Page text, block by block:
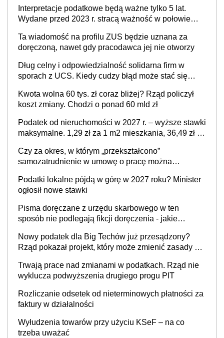
Interpretacje podatkowe będą ważne tylko 5 lat.
Wydane przed 2023 r. stracą ważność w połowie
w interpretacjach
Ta wiadomość na profilu ZUS będzie uznana za
doręczoną, nawet gdy pracodawca jej nie otworzy
Dług celny i odpowiedzialność solidarna firm w
sporach z UCS. Kiedy cudzy błąd może stać się
Kwota wolna 60 tys. zł coraz bliżej? Rząd policzył
koszt zmiany. Chodzi o ponad 60 mld zł
Podatek od nieruchomości w 2027 r. – wyższe stawki
maksymalne. 1,29 zł za 1 m2 mieszkania, 36,49 zł za
działalności gospodarczej
Czy za okres, w którym „przekształcono”
samozatrudnienie w umowę o pracę można
cywilnoprawnej jedynym racjonalnym wyjściem
Podatki lokalne pójdą w górę w 2027 roku? Minister
ogłosił nowe stawki
Pisma doręczane z urzędu skarbowego w ten
sposób nie podlegają fikcji doręczenia - jakie
Nowy podatek dla Big Techów już przesądzony?
Rząd pokazał projekt, który może zmienić zasady gry
Trwają prace nad zmianami w podatkach. Rząd nie
wyklucza podwyższenia drugiego progu PIT
Rozliczanie odsetek od nieterminowych płatności za
faktury w działalności
Wyłudzenia towarów przy użyciu KSeF – na co
trzeba uważać